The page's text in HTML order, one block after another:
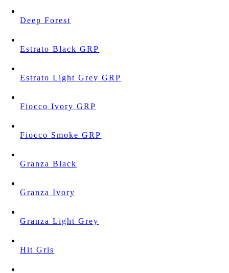
Deep Forest
Estrato Black GRP
Estrato Light Grey GRP
Fiocco Ivory GRP
Fiocco Smoke GRP
Granza Black
Granza Ivory
Granza Light Grey
Hit Gris